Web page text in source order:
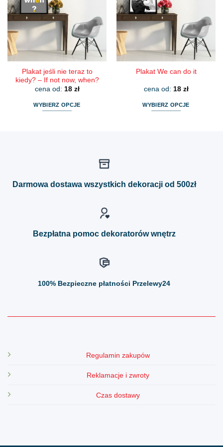
można
wybrać
na
stronie
produktu
można
wybrać
na
stronie
produktu
Plakat jeśli nie teraz to
kiedy? – If not now, when?
cena od: 18 zł
WYBIERZ OPCJE
Plakat We can do it
cena od: 18 zł
WYBIERZ OPCJE
można
Darmowa dostawa wszystkich dekoracji od 500zł
Bezpłatna pomoc dekoratorów wnętrz
100% Bezpieczne płatności Przelewy24
Regulamin zakupów
Reklamacje i zwroty
Czas dostawy